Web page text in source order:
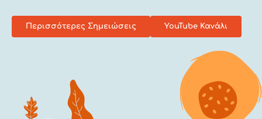
Περισσότερες Σημειώσεις YouTube Κανάλι